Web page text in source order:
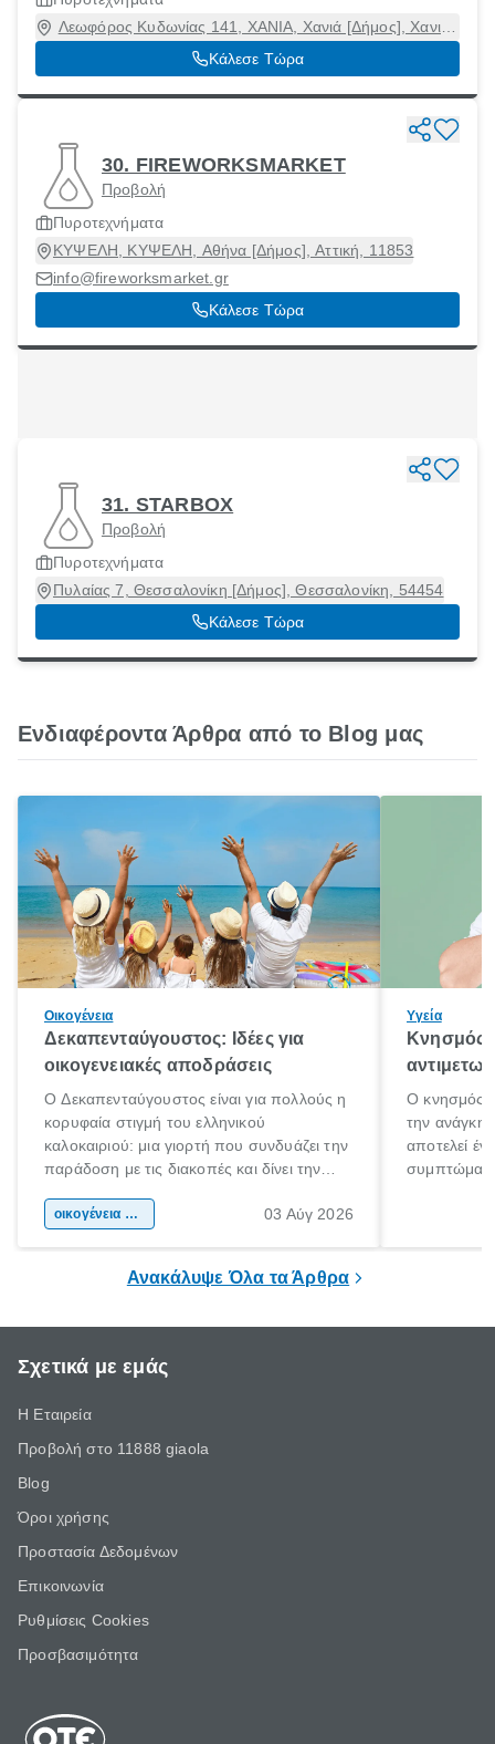
Λεωφόρος Κυδωνίας 141, ΧΑΝΙΑ, Χανιά [Δήμος], Χανιά,
73100
Κάλεσε Τώρα
30. FIREWORKSMARKET
Προβολή
Πυροτεχνήματα
ΚΥΨΕΛΗ, ΚΥΨΕΛΗ, Αθήνα [Δήμος], Αττική, 11853
info@fireworksmarket.gr
Κάλεσε Τώρα
31. STARBOX
Προβολή
Πυροτεχνήματα
Πυλαίας 7, Θεσσαλονίκη [Δήμος], Θεσσαλονίκη, 54454
Κάλεσε Τώρα
Ενδιαφέροντα Άρθρα από το Blog μας
Οικογένεια
Δεκαπενταύγουστος: Ιδέες για
οικογενειακές αποδράσεις
Ο Δεκαπενταύγουστος είναι για πολλούς η
κορυφαία στιγμή του ελληνικού
καλοκαιριού: μια γιορτή που συνδυάζει την
παράδοση με τις διακοπές και δίνει την
χώρας. Είτε πρόκειται για λίγες μέρες
οικογένεια & παιδί 03 Αύγ 2026
Υγεία
Κνησμός:
Ο κνησμός
την ανάγκη
αποτελεί
Ανακάλυψε Όλα τα Άρθρα
Σχετικά με εμάς
Η Εταιρεία
Προβολή στο 11888 giaola
Blog
Όροι χρήσης
Προστασία Δεδομένων
Επικοινωνία
Ρυθμίσεις Cookies
Προσβασιμότητα